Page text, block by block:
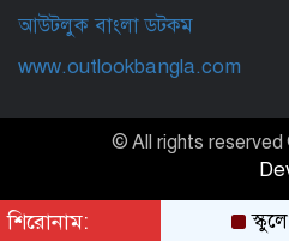
আউটলুক বাংলা ডটকম
www.outlookbangla.com
শিরোনাম: স্কুলে
© All rights